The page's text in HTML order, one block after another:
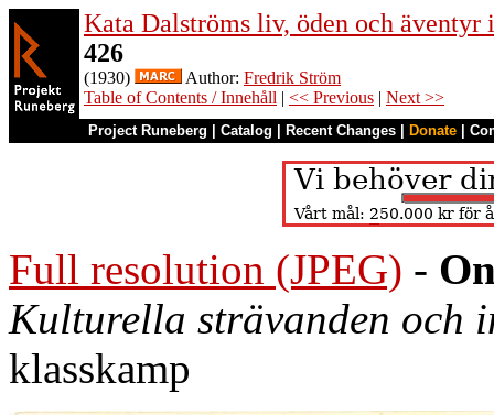
Kata Dalströms liv, öden och
426
(1930) Author: Fredrik Ström
Table of Contents / Innehåll | << Previous | Next >>
Project Runeberg Catalog Recent Changes Donate
Full resolution (JPEG) -
Kulturella strävanden och
klasskamp